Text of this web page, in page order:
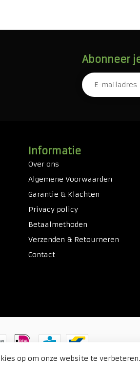
Abonneer
Informatie
Over ons
Algemene Voorwaarden
Garantie & Klachten
Privacy policy
Betaalmethoden
Verzenden & Retourneren
Contact
Duitse Voordeel Drogist
op om onze website te